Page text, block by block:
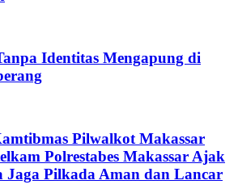
Identitas Mengapung di
Pilwalkot Makassar
Polrestabes Makassar Ajak
Jaga Pilkada Aman dan Lancar